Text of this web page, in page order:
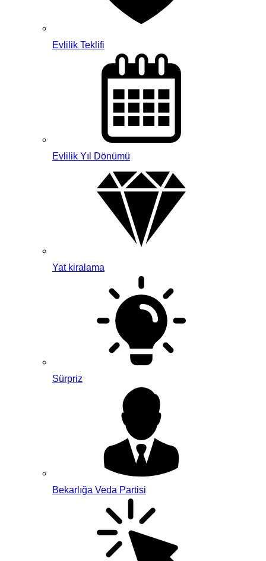
Evlilik Teklifi
Evlilik Yıl Dönümü
Yat kiralama
Sürpriz
Bekarlığa Veda Partisi